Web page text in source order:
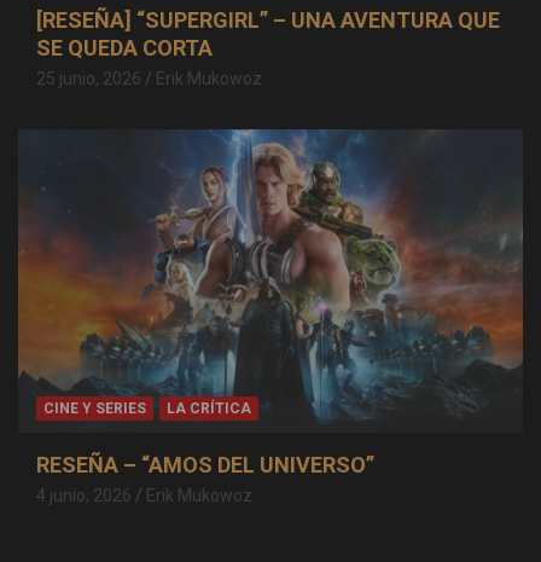
[RESEÑA] “SUPERGIRL” – UNA AVENTURA QUE
SE QUEDA CORTA
25 junio, 2026 Erik Mukowoz
CINE Y SERIES LA CRÍTICA
RESEÑA – “AMOS DEL UNIVERSO”
4 junio, 2026 Erik Mukowoz